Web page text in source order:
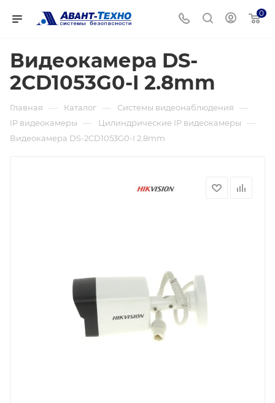
0
Видеокамера DS-
2CD1053G0-I 2.8mm
Главная — Каталог — Системы видеонаблюдения —
IP видеокамеры — Цилиндрические IP видеокамеры —
Видеокамера DS-2CD1053G0-I 2.8mm